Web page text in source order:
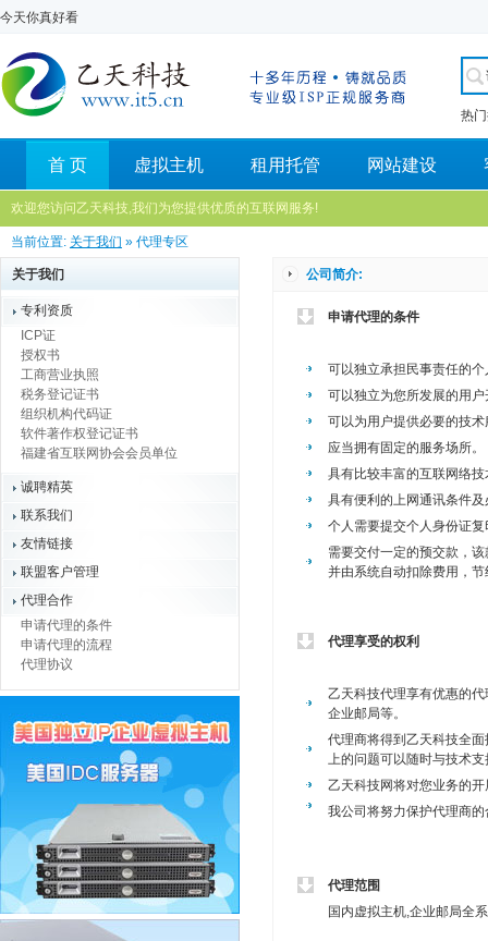
今天你真好看
热
首 页 虚拟主机 租用托管 网站建设
欢迎您访问乙天科技,我们为您提供优质的互联网服务!
当前位置: 关于我们 » 代理专区
关于我们
专利资质
ICP证
授权书
工商营业执照
税务登记证书
组织机构代码证
软件著作权登记证书
福建省互联网协会会员单位
诚聘精英
联系我们
友情链接
联盟客户管理
代理合作
申请代理的条件
申请代理的流程
代理协议
公司简介:
申请代理的条件
可以独立承担民事责任的个
可以独立为您所发展的用
可以为用户提供必要的技
应当拥有固定的服务场所。
具有比较丰富的互联网络
具有便利的上网通讯条件
个人需要提交个人身份证复
需要交付一定的预交款，
并由系统自动扣除费用，
代理享受的权利
乙天科技代理享有优惠的
企业邮局等。
代理商将得到乙天科技全
上的问题可以随时与技术
乙天科技网将对您业务的
我公司将努力保护代理商
代理范围
国内虚拟主机,企业邮局全